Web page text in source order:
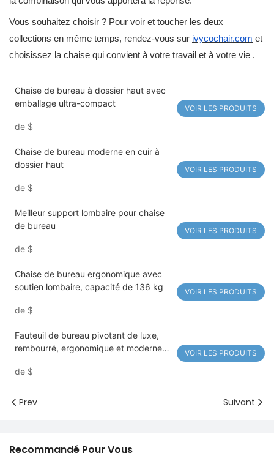
Vous souhaitez choisir ? Pour voir et toucher les deux
collections en même temps, rendez-vous sur ivycochair.com et
choisissez la chaise qui convient à votre travail et à votre vie .
Chaise de bureau à dossier haut avec
emballage ultra-compact
de $
VOIR LES PRODUITS
Chaise de bureau moderne en cuir à
dossier haut
de $
VOIR LES PRODUITS
Meilleur support lombaire pour chaise
de bureau
de $
VOIR LES PRODUITS
Chaise de bureau ergonomique avec
soutien lombaire, capacité de 136 kg
de $
VOIR LES PRODUITS
Fauteuil de bureau pivotant de luxe,
rembourré, ergonomique et moderne
de $
VOIR LES PRODUITS
Prev Suivant
Recommandé Pour Vous